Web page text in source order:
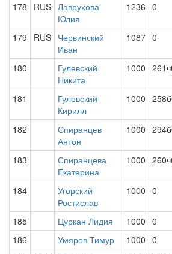
178 RUS Лаврухова
Юлия
1236 0
179 RUS Червинский
Иван
1087 0
180
Гулевский
Никита
1000
181
Гулевский
Кирилл
1000
182
Спиранцев
Антон
1000
183
Спиранцева
Екатерина
1000
184
Угорский
Ростислав
1000 0
185 Цуркан Лидия 1000 0
186
Умяров Тимур 1000 0